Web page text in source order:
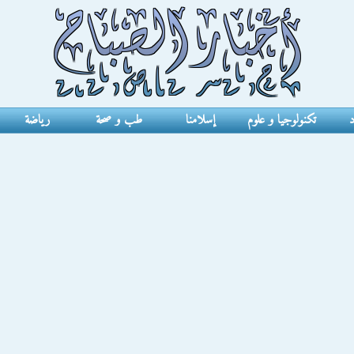
تكنولوجيا و علوم إسلامنا طب و صحة رياضة